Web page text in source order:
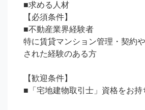
■求める人材
【必須条件】
■不動産業界経験者
特に賃貸マンション管理・契約
された経験のある方
【歓迎条件】
■「宅地建物取引士」資格をお持